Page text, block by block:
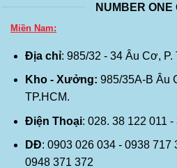
NUMBER ONE
Miền Nam:
Địa chỉ: 985/32 - 34 Âu Cơ,
Kho - Xưởng: 985/35A-B Âu
TP.HCM.
Điện Thoại: 028. 38 122 011
DĐ: 0903 026 034 - 0938 717
0948 371 372